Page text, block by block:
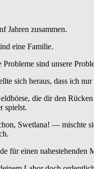
Jahren zusammen.
eine Familie.
Probleme sind unsere
sich heraus, dass ich
die dir den
spielst.
Swetlana! — mischte
für einen nahestehenden